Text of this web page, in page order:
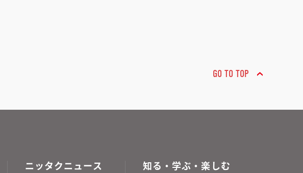
GO TO TOP
ニッタクニュース 知る・学ぶ・楽しむ